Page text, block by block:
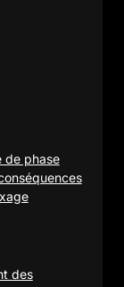
de phase
des